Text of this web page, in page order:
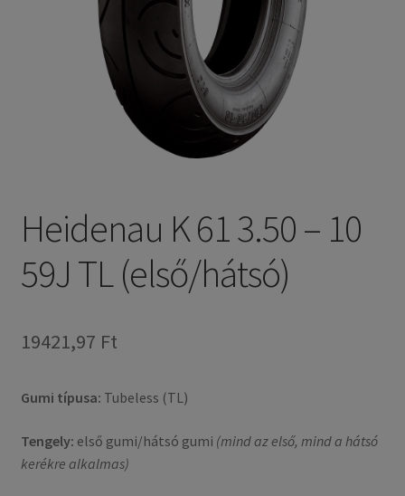
Heidenau K 61 3.50 – 10
59J TL (első/hátsó)
19421,97 Ft
Gumi típusa: Tubeless (TL)
Tengely: első gumi/hátsó gumi (mind az első, mind a hátsó
kerékre alkalmas)